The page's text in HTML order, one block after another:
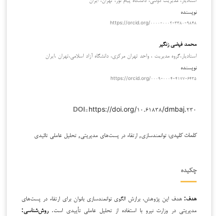
نویسنده
https://orcid.org/۰۰۰۰-۰۰۰۲-۳۳۸۰-۹۸۴۸
محمد فیضی زنگیر
استادیار،گروه مدیریت ، واحد تهران مرکزی، دانشگاه آزاد اسلامی،تهران ،ایران
نویسنده
https://orcid.org/۰۰۰۹-۰۰۰۴-۴۱۷۷-۶۴۳۵
DOI:: https://doi.org/۱۰.۶۱۸۳۸/dmbaj.۲۳۰
کلمات کلیدی: توانمندسازی, ارتقاء در پست‌های مدیریتی, تحلیل عاملی تائیدی
چکیده
هدف: هدف این پژوهش، برازش الگوی توانمندسازی بانوان برای ارتقاء در پست‌های
مدیریتی در وزارت نیرو با استفاده از تحلیل عاملی تأییدی است.روش‌شناسی: